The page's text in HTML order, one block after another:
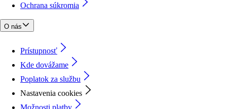
Ochrana súkromia
O nás
Prístupnosť
Kde dovážame
Poplatok za službu
Nastavenia cookies